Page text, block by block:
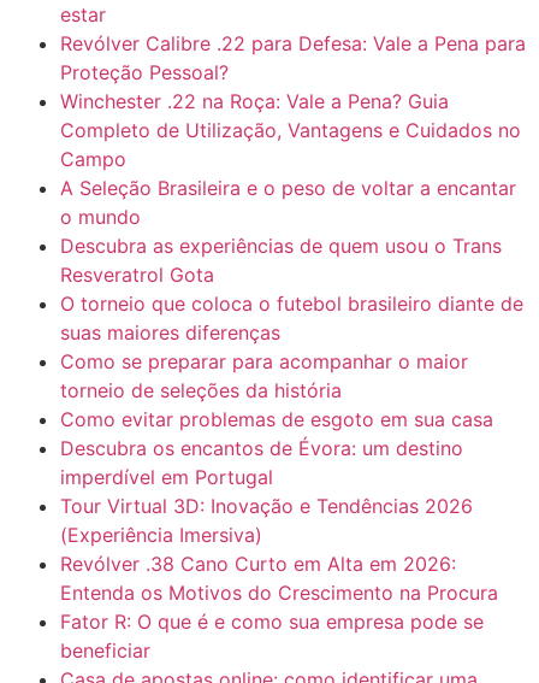
estar
Revólver Calibre .22 para Defesa: Vale a Pena para
Proteção Pessoal?
Winchester .22 na Roça: Vale a Pena? Guia
Completo de Utilização, Vantagens e Cuidados no
Campo
A Seleção Brasileira e o peso de voltar a encantar
o mundo
Descubra as experiências de quem usou o Trans
Resveratrol Gota
O torneio que coloca o futebol brasileiro diante de
suas maiores diferenças
Como se preparar para acompanhar o maior
torneio de seleções da história
Como evitar problemas de esgoto em sua casa
Descubra os encantos de Évora: um destino
imperdível em Portugal
Tour Virtual 3D: Inovação e Tendências 2026
(Experiência Imersiva)
Revólver .38 Cano Curto em Alta em 2026:
Entenda os Motivos do Crescimento na Procura
Fator R: O que é e como sua empresa pode se
beneficiar